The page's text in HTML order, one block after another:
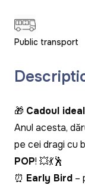
Public transport
🎁 Cadoul
Anul acesta,
pe cei dragi cu
POP! 💥💃🕺
⏰ Early Bird –